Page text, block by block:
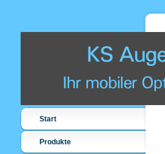
Start
Produkte